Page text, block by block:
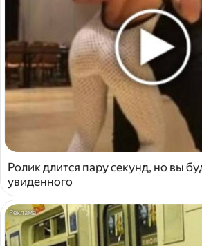
Ролик длится пару секунд, но вы
увиденного